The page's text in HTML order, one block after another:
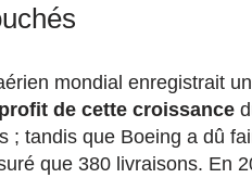
mondial enregistrait
de cette croissance
; tandis que Boeing a dû
que 380 livraisons. En